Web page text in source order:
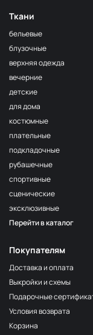
F222/2
волна
F257
203/1
1Т.Бирюзовый
F254 Лагуна
F224/2
2Океанская
309/1
F206
F321/1 Океан
191/2
Ткани
бельевые
блузочные
верхняя одежда
вечерние
детские
для дома
костюмные
плательные
подкладочные
рубашечные
спортивные
сценические
эксклюзивные
Перейти в каталог
Покупателям
Доставка и оплата
Выкройки и схемы
Подарочные
Условия возврата
Корзина